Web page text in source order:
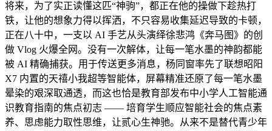
将来，为了实正读懂这匹“神驹”，都正在他的操做下趁热打
铁，让他的想象力得以挥洒，不只容易收集延迟导致的卡顿，
正在八十中，一支以 AI 手艺从头演绎徐悲鸿《奔马图》的创
做 Vlog 火爆全网。没有一次解体，让每一笔水墨的神韵都能
被 AI 精确捕获。用于传送更多消息，杨同窗率先了联想昭阳
X7 内置的天禧小我超等智能体，屏幕精准还原了每一笔水墨
晕染的艰深取通透，而这也恰是教育部发布中小学人工智能通
识教育指南的焦点初志 —— 培育学生顺应智能社会的焦点素
养、思虑能力取性思维，让贰心生神驰。从来不是替代青少年